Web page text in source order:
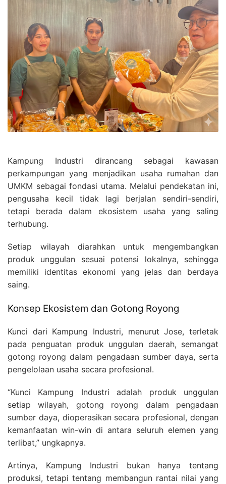
Kampung Industri dirancang sebagai kawasan
perkampungan yang menjadikan usaha rumahan dan
UMKM sebagai fondasi utama. Melalui pendekatan ini,
pengusaha kecil tidak lagi berjalan sendiri-sendiri,
tetapi berada dalam ekosistem usaha yang saling
terhubung.
Setiap wilayah diarahkan untuk mengembangkan
produk unggulan sesuai potensi lokalnya, sehingga
memiliki identitas ekonomi yang jelas dan berdaya
saing.
Konsep Ekosistem dan Gotong Royong
Kunci dari Kampung Industri, menurut Jose, terletak
pada penguatan produk unggulan daerah, semangat
gotong royong dalam pengadaan sumber daya, serta
pengelolaan usaha secara profesional.
“Kunci Kampung Industri adalah produk unggulan
setiap wilayah, gotong royong dalam pengadaan
sumber daya, dioperasikan secara profesional, dengan
kemanfaatan win-win di antara seluruh elemen yang
terlibat,” ungkapnya.
Artinya, Kampung Industri bukan hanya tentang
produksi, tetapi tentang membangun rantai nilai yang